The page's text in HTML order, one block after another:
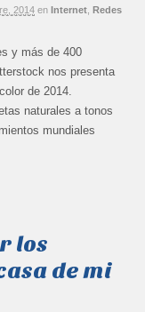
2014 en Internet
Redes
y más de 400
nos presenta
de 2014.
naturales a tonos
mundiales
los
de mi